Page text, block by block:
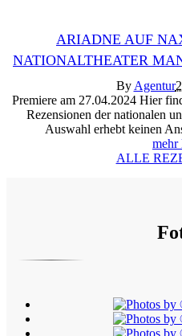
ARIADNE AUF
NATIONALTHEATER
By Agentur
Premiere am 27.04.2024 Hier
Rezensionen der nationalen
Auswahl erhebt keinen
mehr
ALLE